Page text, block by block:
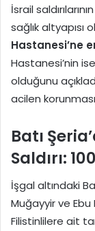
İsrail
sağlık altyapısı
Hastanesi’ne
Hastanesi’nin
olduğunu
acilen
Batı
Saldırı:
İşgal altındaki
Muğayyir ve
Filistinlilere ait